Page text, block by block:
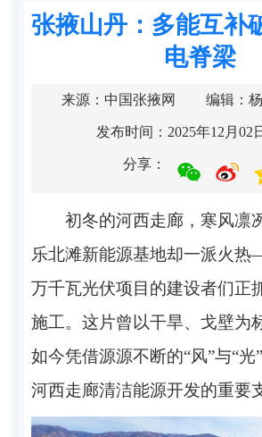
张掖山丹：多能互补
电脊梁
来源：中国张掖网 编辑：
发布时间：2025年12月02
分享：
初冬的河西走廊，寒风凛
乐北滩新能源基地却一派火
万千瓦光伏项目的建设者们正
施工。这片曾以干旱、戈壁为
如今凭借源源不断的“风”与“光
河西走廊清洁能源开发的重要